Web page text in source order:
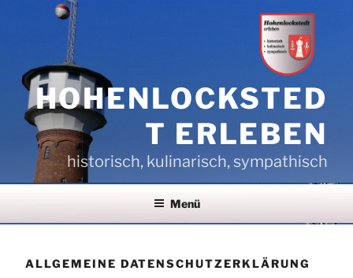
HOHENLOCKSTED
T ERLEBEN
historisch, kulinarisch, sympathisch
Menü
ALLGEMEINE DATENSCHUTZERKLÄRUNG